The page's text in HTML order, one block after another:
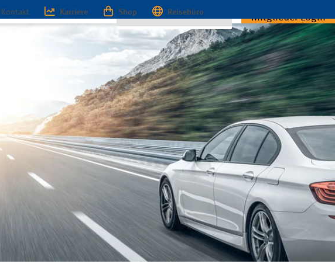
Kontakt Karriere Shop Reisebüro Mitglieder Login